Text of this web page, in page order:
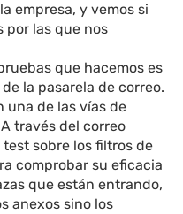
empresa, y vemos si
por las que nos
que hacemos es
la pasarela de correo.
una de las vías de
través del correo
sobre los filtros de
comprobar su eficacia
que están entrando,
anexos sino los